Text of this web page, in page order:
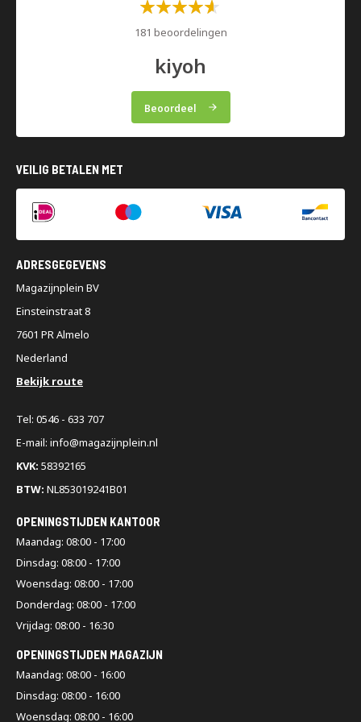
Waardering:
181 beoordelingen
kiyoh
Beoordeel
VEILIG BETALEN MET
ADRESGEGEVENS
Magazijnplein BV
Einsteinstraat 8
7601 PR Almelo
Nederland
Bekijk route
Tel: 0546 - 633 707
E-mail: info@magazijnplein.nl
KVK: 58392165
BTW: NL853019241B01
OPENINGSTIJDEN KANTOOR
Maandag: 08:00 - 17:00
Dinsdag: 08:00 - 17:00
Woensdag: 08:00 - 17:00
Donderdag: 08:00 - 17:00
Vrijdag: 08:00 - 16:30
OPENINGSTIJDEN MAGAZIJN
Maandag: 08:00 - 16:00
Dinsdag: 08:00 - 16:00
Woensdag: 08:00 - 16:00